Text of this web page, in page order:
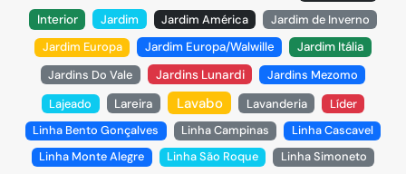
Interior Jardim Jardim América
Jardim de Inverno
Jardim Europa
Jardim Europa/Walwille
Jardim Itália
Jardins Do Vale
Jardins Lunardi
Jardins Mezomo
Lajeado
Lareira Lavabo Lavanderia
Líder
Linha Bento Gonçalves
Linha Campinas
Linha Cascavel
Linha Monte Alegre
Linha São Roque
Linha Simoneto